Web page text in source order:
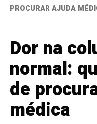
PROCURAR AJUDA
Dor na
normal:
de
médica